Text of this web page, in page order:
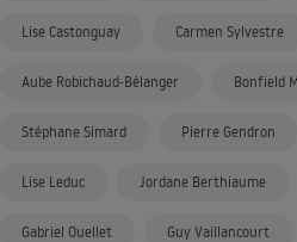
Lise Castonguay Carmen Sylvestre
Aube Robichaud-Bélanger Bonfield
Stéphane Simard Pierre Gendron
Lise Leduc Jordane Berthiaume
Gabriel Ouellet Guy Vaillancourt